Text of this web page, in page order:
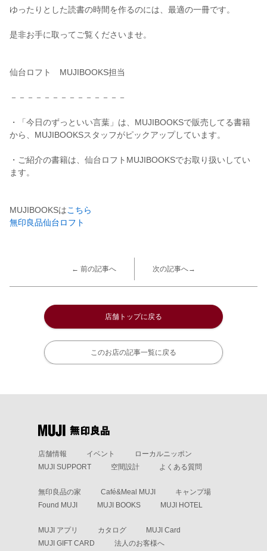
ゆったりとした読書の時間を作るのには、最適の一冊です。
是非お手に取ってご覧くださいませ。
仙台ロフト MUJIBOOKS担当
－－－－－－－－－－－－－－
・「今日のずっといい言葉」は、MUJIBOOKSで販売してる書籍
から、MUJIBOOKSスタッフがピックアップしています。
・ご紹介の書籍は、仙台ロフトMUJIBOOKSでお取り扱いしてい
ます。
MUJIBOOKSはこちら
無印良品仙台ロフト
← 前の記事へ 次の記事へ→
店舗トップに戻る
このお店の記事一覧に戻る
店舗情報 イベント
ローカルニッポン
MUJI SUPPORT
空間設計 よくある質問
無印良品の家 Café&Meal MUJI
キャンプ場
Found MUJI
MUJI BOOKS MUJI HOTEL
MUJI アプリ カタログ
MUJI Card
MUJI GIFT CARD
法人のお客様へ